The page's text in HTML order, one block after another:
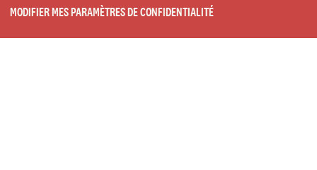
MODIFIER MES PARAMÈTRES DE CONFIDENTIALITÉ